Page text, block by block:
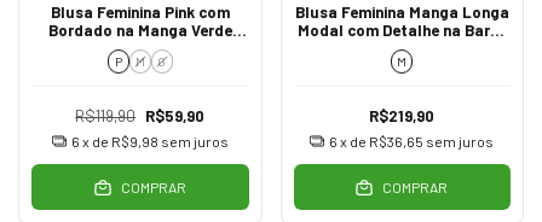
Blusa Feminina Pink com
Bordado na Manga Verde
Lima
P M G
R$119,90 R$59,90
6 x de R$9,98 sem juros
COMPRAR
Blusa Feminina Manga Longa
Modal com Detalhe na Barra
Off White
M
R$219,90
6 x de R$36,65 sem juros
COMPRAR